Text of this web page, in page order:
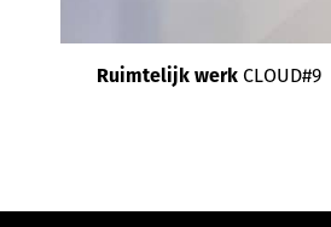
Ruimtelijk werk CLOUD#9